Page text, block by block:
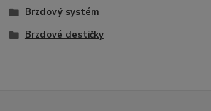
Brzdový systém
Brzdové destičky